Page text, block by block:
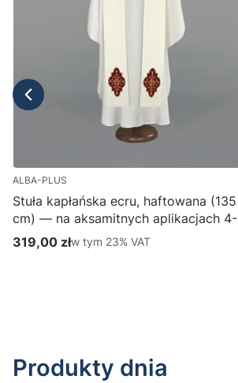
ALBA-PLUS
Stuła kapłańska ecru, haftowana (135
cm) — na aksamitnych aplikacjach 4-
387-1
Cena brutto
319,00 złw tym %s VAT
w tym 23% VAT
Produkty dnia